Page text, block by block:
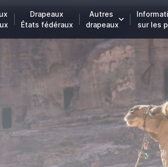
Drapeaux
États fédéraux
Autres
drapeaux
sur les